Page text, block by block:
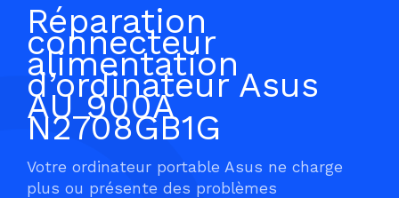
Réparation
connecteur
alimentation
d’ordinateur Asus
AU 900A
N2708GB1G
Votre ordinateur portable Asus ne charge
plus ou présente des problèmes